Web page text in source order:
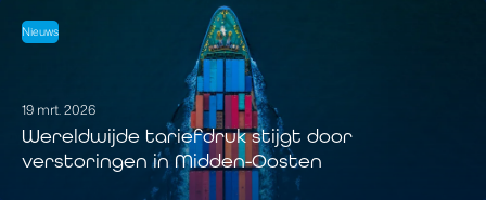
Nieuws
19 mrt. 2026
Wereldwijde tariefdruk stijgt door
verstoringen in Midden-Oosten